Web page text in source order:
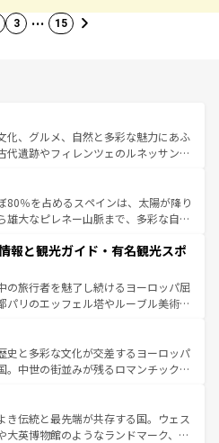
3 … 15
化、グルメ、自然と多彩な魅力にあふ
代遺跡やフィレンツェのルネッサンス
美しい田園風景やアマルフィ海岸の絶
見逃せない。観光の合間には、本場の
絶品のイタリア料理を堪能することも
アで、忘れられない旅をしてみよう！
情報は
80％を占めるスペインは、太陽が降り
雄大なピレネー山脈まで、多彩な自然
では、情熱的なフラメンコ、熱気あふ
味しいタパスが生活の一部となってい
の洗練された雰囲気や、バルセロナの
から、地方では古代ローマ遺跡や中世
風土や気候が異なるスペインはその個
性で訪れる人を魅了する。 なお、新着のスペイン情報は コ
してほしい。
報と観光ガイド・有名観光スポ
の旅行者を魅了し続けるヨーロッパ屈
パリのエッフェル塔やルーブル美術館
まっている。華麗な宮殿、歴史的な大
、そして豊かな自然が、訪れる者を心
、フランスは美食の国としても知ら
発祥地であるランス、プロヴァンスの
畑など、多彩な楽しみ方が可能だ。さ
域にも魅力が溢れており、どの街角に
史と多彩な文化が交差するヨーロッパ
。中世の街並みが残るロマンチック街
どこを歩いても飽きることがない。ベ
、バイエルン州のアルプスの絶景、そ
ワイン畑といった風景は必見。ビール
き伝統と最先端が共存する国。ウェス
大英博物館のようなランドマーク、歴